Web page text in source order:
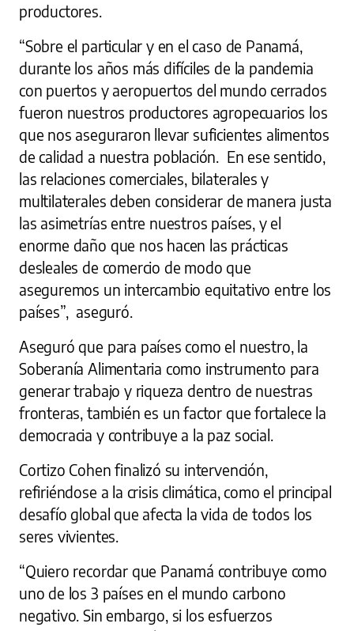
productores.
“Sobre el particular y en el caso de Panamá,
durante los años más difíciles de la pandemia
con puertos y aeropuertos del mundo cerrados
fueron nuestros productores agropecuarios los
que nos aseguraron llevar suficientes alimentos
de calidad a nuestra población. En ese sentido,
las relaciones comerciales, bilaterales y
multilaterales deben considerar de manera justa
las asimetrías entre nuestros países, y el
enorme daño que nos hacen las prácticas
desleales de comercio de modo que
aseguremos un intercambio equitativo entre los
países”, aseguró.
Aseguró que para países como el nuestro, la
Soberanía Alimentaria como instrumento para
generar trabajo y riqueza dentro de nuestras
fronteras, también es un factor que fortalece la
democracia y contribuye a la paz social.
Cortizo Cohen finalizó su intervención,
refiriéndose a la crisis climática, como el principal
desafío global que afecta la vida de todos los
seres vivientes.
“Quiero recordar que Panamá contribuye como
uno de los 3 países en el mundo carbono
negativo. Sin embargo, si los esfuerzos